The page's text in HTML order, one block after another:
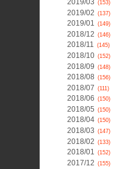
2019/03 (153)
2019/02 (137)
2019/01 (149)
2018/12 (146)
2018/11 (145)
2018/10 (152)
2018/09 (148)
2018/08 (156)
2018/07 (111)
2018/06 (150)
2018/05 (150)
2018/04 (150)
2018/03 (147)
2018/02 (133)
2018/01 (152)
2017/12 (155)